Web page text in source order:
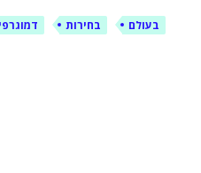
בעולם בחירות